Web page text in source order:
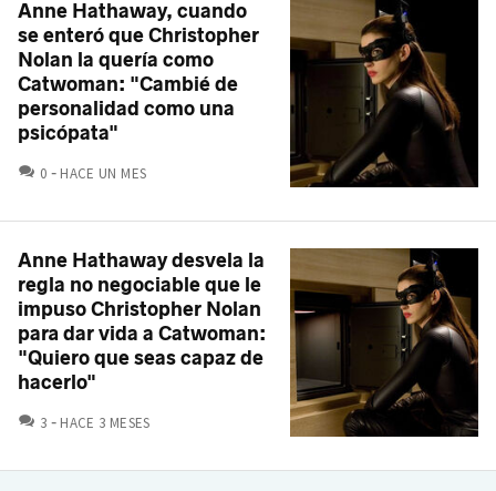
Anne Hathaway, cuando
se enteró que Christopher
Nolan la quería como
Catwoman: "Cambié de
personalidad como una
psicópata"
0 COMENTARIOS
HACE UN MES
Anne Hathaway desvela la
regla no negociable que le
impuso Christopher Nolan
para dar vida a Catwoman:
"Quiero que seas capaz de
hacerlo"
3 COMENTARIOS
HACE 3 MESES